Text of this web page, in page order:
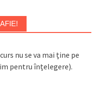
nu se va mai ține pe
pentru înțelegere).